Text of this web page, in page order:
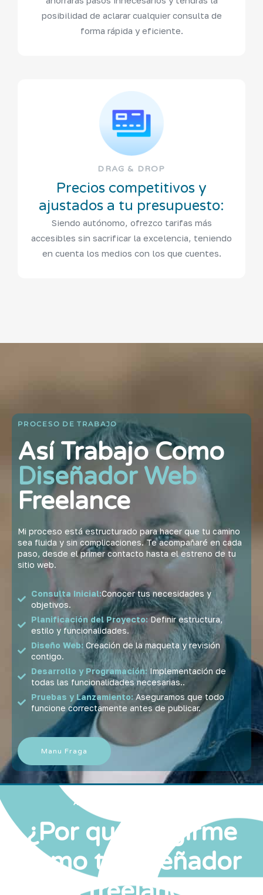
posibilidad de aclarar cualquier consulta de
forma rápida y eficiente.
DRAG & DROP
Precios competitivos y
ajustados a tu presupuesto:
Siendo autónomo, ofrezco tarifas más
accesibles sin sacrificar la excelencia, teniendo
en cuenta los medios con los que cuentes.
PROCESO DE TRABAJO
Así Trabajo Como
Diseñador Web
Freelance
Mi proceso está estructurado para hacer que tu camino
sea fluida y sin complicaciones. Te acompañaré en cada
paso, desde el primer contacto hasta el estreno de tu
sitio web.
Consulta Inicial:Conocer tus necesidades y
objetivos.
Planificación del Proyecto:Definir estructura,
estilo y funcionalidades.
Diseño Web: Creación de la maqueta y revisión
contigo.
Desarrollo y Programación:Implementación de
todas las funcionalidades necesarias..
Pruebas y Lanzamiento:Aseguramos que todo
funcione correctamente antes de publicar.
Manu Fraga
ATENCIÓN PERSONALIZADA
¿Por qué elegirme
como tu diseñador